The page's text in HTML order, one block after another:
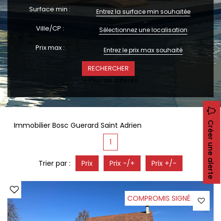
CONTACT
Actualités
Partenaires
Le palmarès de l'entreprise
Surface min :
Ville/CP : Sélectionnez une localisation
Prix max :
+ Plus de critères
Immobilier Bosc Guerard Saint Adrien Créer une alerte
1
Trier par : Prix Prix -/+ Prix +/-
COMPROMIS SIGNÉ